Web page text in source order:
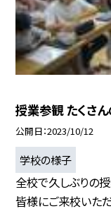
授業参観 たくさ
公開日 2023/10/12
学校の様子
全校で久しぶりの
皆様にご来校いた